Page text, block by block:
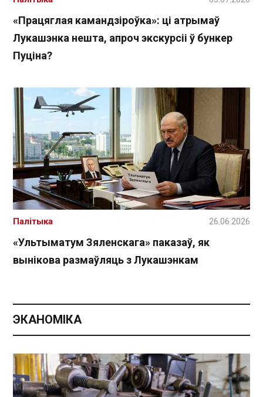
«Працяглая камандзіроўка»: ці атрымаў
Лукашэнка нешта, апроч экскурсіі ў бункер
Пуціна?
«Ультыматум Зяленскага» паказаў, як
вынікова размаўляць з Лукашэнкам
Палітыка 26.06.2026
ЭКАНОМІКА